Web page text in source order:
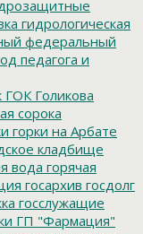
гидрологическая
федеральный
педагога и
ГОК Голикова
сорока
горки на Арбате
кладбище
вода горячая
госархив госдолг
госслужащие
ГП "Фармация"